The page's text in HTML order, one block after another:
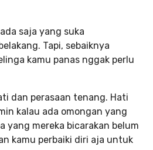
saja yang suka
Tapi, sebaiknya
kamu panas nggak perlu
dan perasaan tenang. Hati
kalau ada omongan yang
yang mereka bicarakan belum
kamu perbaiki diri aja untuk